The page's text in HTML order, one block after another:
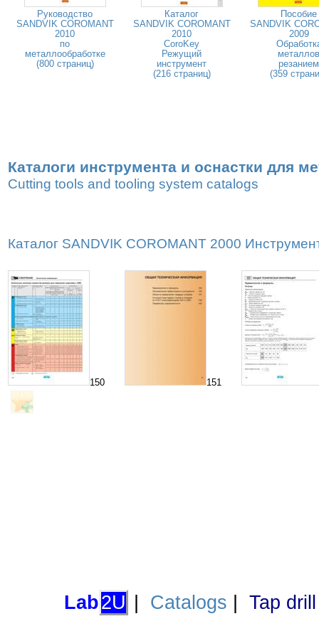
Руководство
SANDVIK COROMANT
2010
по
металлообработке
(800 страниц)
Каталог
SANDVIK COROMANT
2010
CoroKey
Режущий
инструмент
(216 страниц)
Пособие
SANDVIK
2009
металлов
резанием
(359
Каталоги инструмента и оснастки для
Cutting tools and tooling system catalogs
Каталог SANDVIK COROMANT 2000
150 151
Lab2U Catalogs Tap